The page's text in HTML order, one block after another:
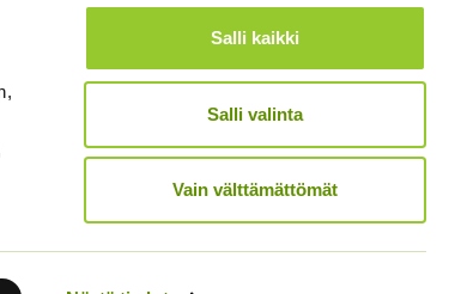
Salli kaikki
Salli valinta
Vain välttämättömät
and Released by Rock My Business®